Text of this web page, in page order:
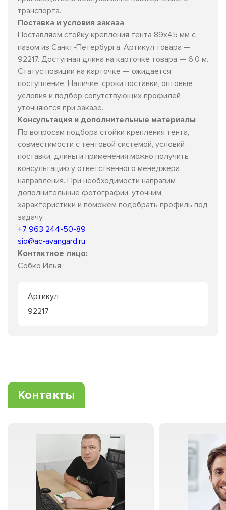
транспорта.
Поставка и условия заказа
Поставляем стойку крепления тента 89х45 мм с
пазом из Санкт-Петербурга. Артикул товара —
92217. Доступная длина на карточке товара — 6,0 м.
Статус позиции на карточке — ожидается
поступление. Наличие, сроки поставки, оптовые
условия и подбор сопутствующих профилей
уточняются при заказе.
Консультация и дополнительные материалы
По вопросам подбора стойки крепления тента,
совместимости с тентовой системой, условий
поставки, длины и применения можно получить
консультацию у ответственного менеджера
направления. При необходимости направим
дополнительные фотографии, уточним
характеристики и поможем подобрать профиль под
задачу.
+7 963 244-50-89
sio@ac-avangard.ru
Контактное лицо:
Собко Илья
Артикул
92217
Контакты